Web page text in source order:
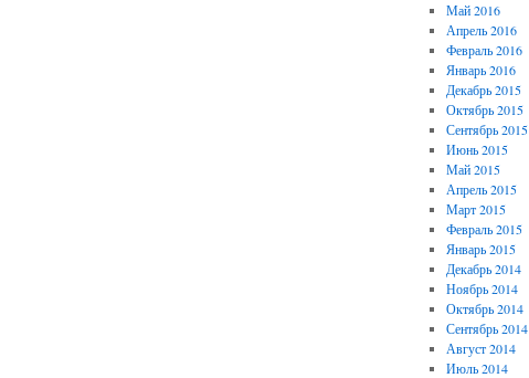
Май 2016
Апрель 2016
Февраль 2016
Январь 2016
Декабрь 2015
Октябрь 2015
Сентябрь 2015
Июнь 2015
Май 2015
Апрель 2015
Март 2015
Февраль 2015
Январь 2015
Декабрь 2014
Ноябрь 2014
Октябрь 2014
Сентябрь 2014
Август 2014
Июль 2014